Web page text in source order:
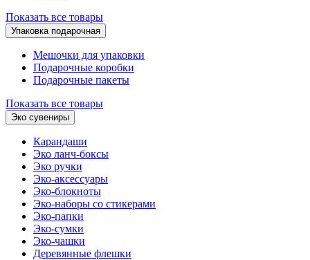
Показать все товары
Упаковка подарочная
Мешочки для упаковки
Подарочные коробки
Подарочные пакеты
Показать все товары
Эко сувениры
Карандаши
Эко ланч-боксы
Эко ручки
Эко-аксессуары
Эко-блокноты
Эко-наборы со стикерами
Эко-папки
Эко-сумки
Эко-чашки
Деревянные флешки